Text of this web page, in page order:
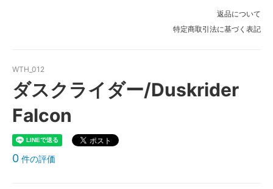
返品について
特定商取引法に基づく表記
WTH_012
ダスクライダー/Duskrider
Falcon
0 件の評価